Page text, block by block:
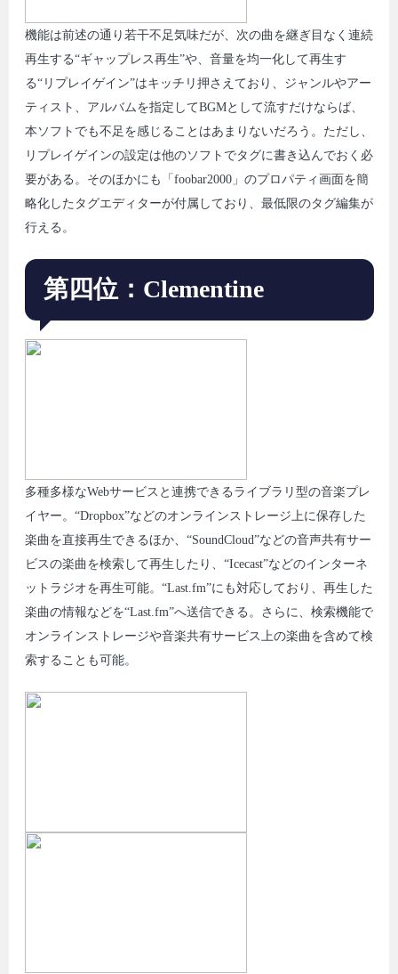
機能は前述の通り若干不足気味だが、次の曲を継ぎ目なく連続
再生する“ギャップレス再生”や、音量を均一化して再生す
る“リプレイゲイン”はキッチリ押さえており、ジャンルやアー
ティスト、アルバムを指定してBGMとして流すだけならば、
本ソフトでも不足を感じることはあまりないだろう。ただし、
リプレイゲインの設定は他のソフトでタグに書き込んでおく必
要がある。そのほかにも「foobar2000」のプロパティ画面を簡
略化したタグエディターが付属しており、最低限のタグ編集が
行える。
第四位：Clementine
多種多様なWebサービスと連携できるライブラリ型の音楽プレ
イヤー。“Dropbox”などのオンラインストレージ上に保存した
楽曲を直接再生できるほか、“SoundCloud”などの音声共有サー
ビスの楽曲を検索して再生したり、“Icecast”などのインターネ
ットラジオを再生可能。“Last.fm”にも対応しており、再生した
楽曲の情報などを“Last.fm”へ送信できる。さらに、検索機能で
オンラインストレージや音楽共有サービス上の楽曲を含めて検
索することも可能。